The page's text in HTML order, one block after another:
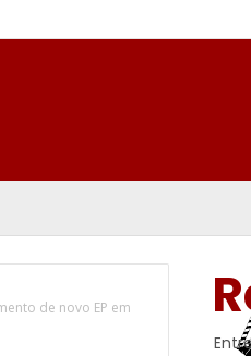
de novo EP em